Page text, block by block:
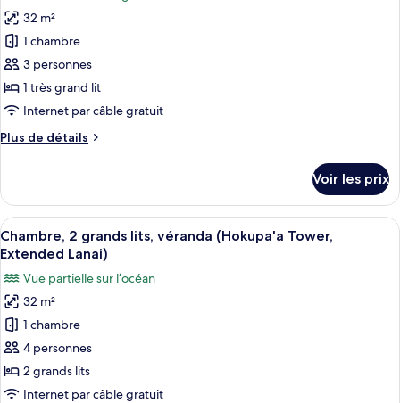
très
grand
lit,
balcon
pour
ce
type
de
chambre :
Premium,
grand
lit,
vue
établissement
(Kukahi)
32 m²
1 chambre
3 personnes
1 très grand lit
Internet par câble gratuit
Plus de détails
Plus
le
type
de
chambre
Premium,
très
grand
lit,
établissement
(Kukahi)
Voir les prix
Afficher
toutes
photos
pour
ce
type
de
chambre :
Une chambre d’hôtel avec deux
6
Chambre, 2 grands lits, véranda (Hokupa'a Tower,
Extended Lanai)
Vue partielle sur l’océan
32 m²
1 chambre
4 personnes
2 grands lits
Internet par câble gratuit